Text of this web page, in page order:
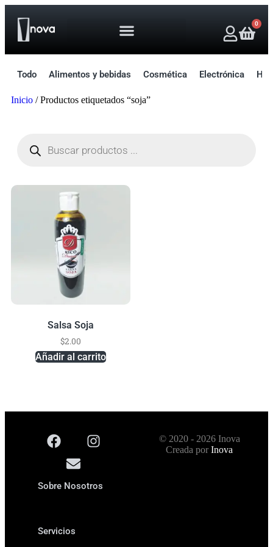
0
Todo Alimentos y bebidas Cosmética Electrónica
Inicio / Productos etiquetados “soja”
Salsa Soja
$2.00
Añadir al carrito
Sobre Nosotros
Servicios
© 2020 - 2026 Inova
Creada porInova